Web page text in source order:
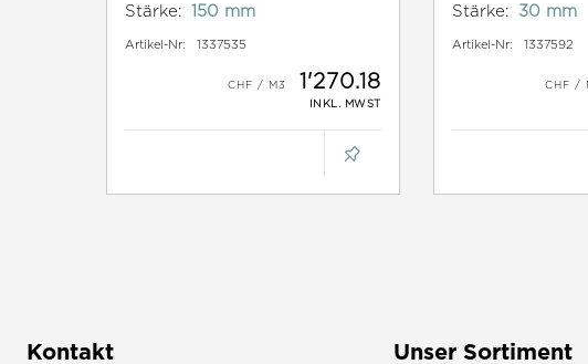
Stärke: 150 mm
Artikel-Nr: 1337535
1'270.18
INKL. MWST
Stärke:
30 mm
Artikel-Nr: 1337592
Kontakt Unser Sortiment